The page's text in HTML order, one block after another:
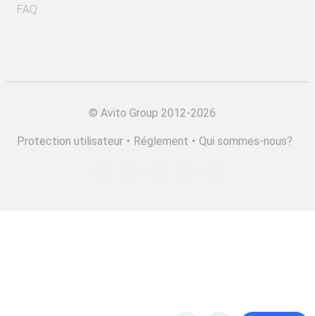
FAQ
© Avito Group 2012-2026
Protection utilisateur • Réglement • Qui sommes-nous?